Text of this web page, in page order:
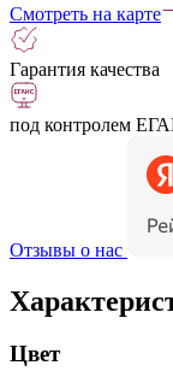
Смотреть на карте
Гарантия качества
под контролем
Отзывы о нас
Цвет